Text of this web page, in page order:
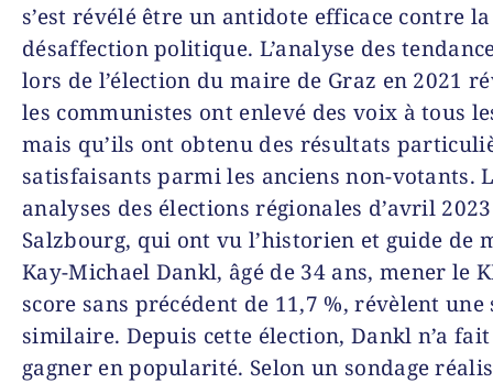
s’est révélé être un antidote efficace contre la
désaffection politique. L’analyse des
lors de l’élection du maire de Graz en 2021
les communistes ont enlevé des voix à tous
mais qu’ils ont obtenu des résultats
satisfaisants parmi les anciens non-votants.
analyses des élections régionales d’avril
Salzbourg, qui ont vu l’historien et guide de
Kay-Michael Dankl, âgé de 34 ans, mener le
score sans précédent de 11,7 %, révèlent
similaire. Depuis cette élection, Dankl n’a
gagner en popularité. Selon un sondage